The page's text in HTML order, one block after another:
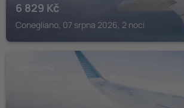
6 829 Kč
Conegliano, 07 srpna 2026, 2 noci